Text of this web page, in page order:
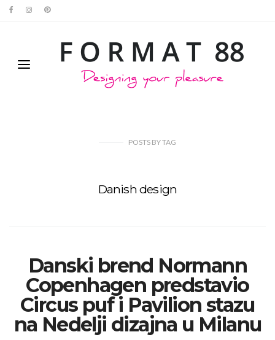
POSTS BYTAG
Danish design
Danski brend Normann
Copenhagen predstavio
Circus puf i Pavilion stazu
na Nedelji dizajna u Milanu